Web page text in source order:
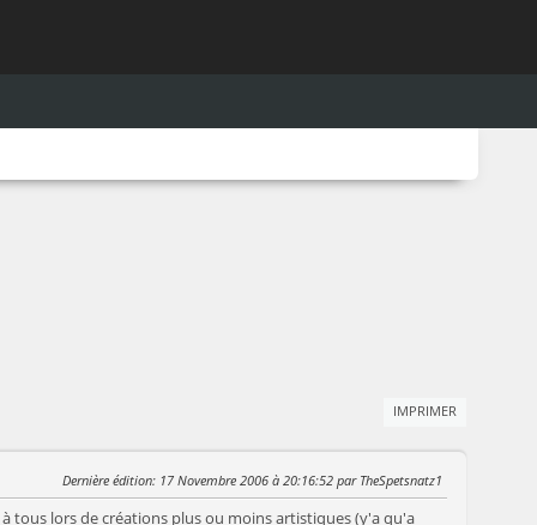
IMPRIMER
Dernière édition: 17 Novembre 2006 à 20:16:52 par TheSpetsnatz1
tous lors de créations plus ou moins artistiques (y'a qu'a